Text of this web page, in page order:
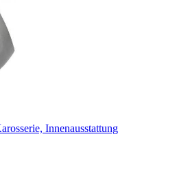
Innenausstattung